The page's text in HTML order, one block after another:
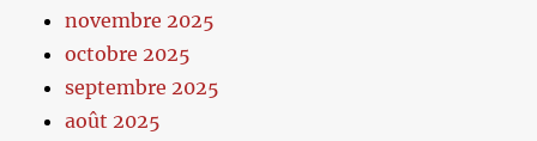
novembre 2025
octobre 2025
septembre 2025
août 2025